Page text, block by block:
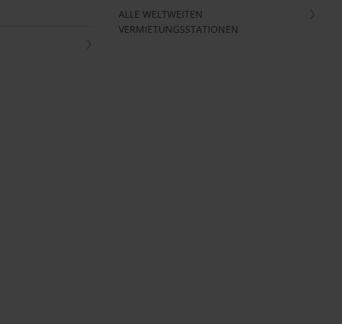
ALLE WELTWEITEN
VERMIETUNGSSTATIONEN